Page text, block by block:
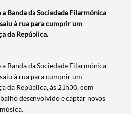
Banda da Sociedade Filarmónica
à rua para cumprir um
da República.
Banda da Sociedade Filarmónica
à rua para cumprir um
da República, às 21h30, com
desenvolvido e captar novos